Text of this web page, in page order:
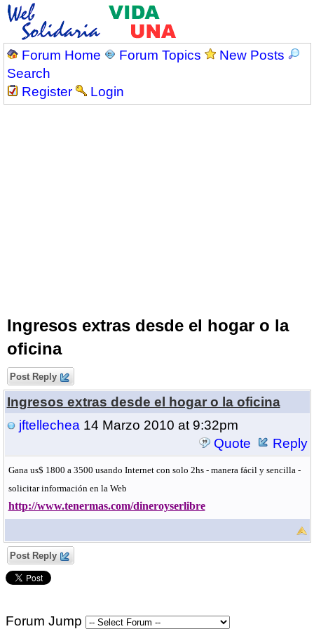
Forum Home Forum Topics
New Posts
Search
Register
Login
Ingresos extras desde el hogar o la
oficina
Post Reply
Ingresos extras desde el hogar o la oficina
jftellechea 14 Marzo 2010 at 9:32pm
Quote
Reply
Gana us$ 1800 a3500 usando Internet con solo 2hs - manera fácil y sencilla -
solicitar información en la Web
http://www.tenermas.com/dineroyserlibre
Post Reply
Forum Jump